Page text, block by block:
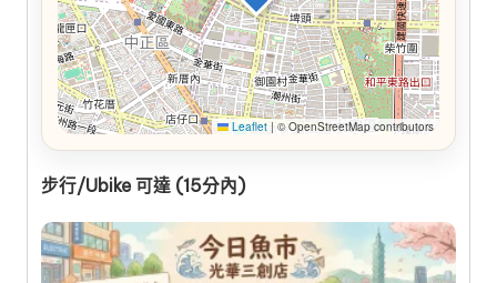
Leaflet | © OpenStreetMap contributors
步行/Ubike 可達 (15分內)